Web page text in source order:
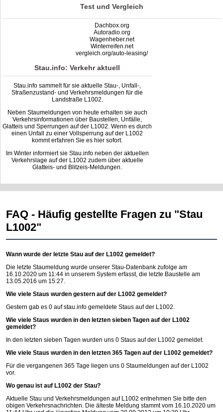
Test und Vergleich
Dachbox.org
Autoradio.org
Wagenheber.net
Winterreifen.net
vergleich.org/auto-leasing/
Stau.info: Verkehr aktuell
Stau.info sammelt für sie aktuelle Stau-, Unfall-,
Straßenzustand- und Verkehrsmeldungen für die
Landstraße L1002.
Neben Staumeldungen von heute erhalten sie auch
Verkehrsinformationen über Baustellen, Unfälle,
Glatteis und Sperrungen auf der L1002. Wenn es durch
einen Unfall zu einer Vollsperrung auf der L1002
kommt erfahren Sie es hier sofort.
Im Winter informiert sie Stau.info neben der aktuellen
Verkehrslage auf der L1002 zudem über aktuelle
Glatteis- und Blitzeis-Meldungen.
FAQ - Häufig gestellte Fragen zu "Stau
L1002"
Wann wurde der letzte Stau auf der L1002 gemeldet?
Die letzte Staumeldung wurde unserer Stau-Datenbank zufolge am
16.10.2020 um 11:44 in unserem System erfasst, die letzte Baustelle am
13.05.2016 um 15:27.
Wie viele Staus wurden gestern auf der L1002 gemeldet?
Gestern gab es 0 aufstau.info gemeldete Staus auf der L1002.
Wie viele Staus wurden in den letzten sieben Tagen auf der L1002
gemeldet?
In den letzten sieben Tagen wurden uns 0 Staus auf der L1002 gemeldet.
Wie viele Staus wurden in den letzten 365 Tagen auf der L1002 gemeldet?
Für die vergangenen 365 Tage liegen uns 0 Staumeldungen auf der L1002
vor.
Wo genau ist auf L1002 der Stau?
Aktuelle Stau und Verkehrsmeldungen auf L1002 entnehmen Sie bitte den
obigen Verkehrsnachrichten. Die älteste Meldung stammt vom 16.10.2020 um